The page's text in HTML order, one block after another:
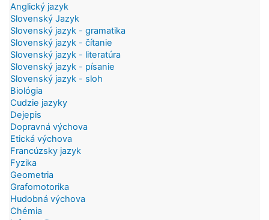
Anglický jazyk
Slovenský Jazyk
Slovenský jazyk - gramatika
Slovenský jazyk - čítanie
Slovenský jazyk - literatúra
Slovenský jazyk - písanie
Slovenský jazyk - sloh
Biológia
Cudzie jazyky
Dejepis
Dopravná výchova
Etická výchova
Francúzsky jazyk
Fyzika
Geometria
Grafomotorika
Hudobná výchova
Chémia